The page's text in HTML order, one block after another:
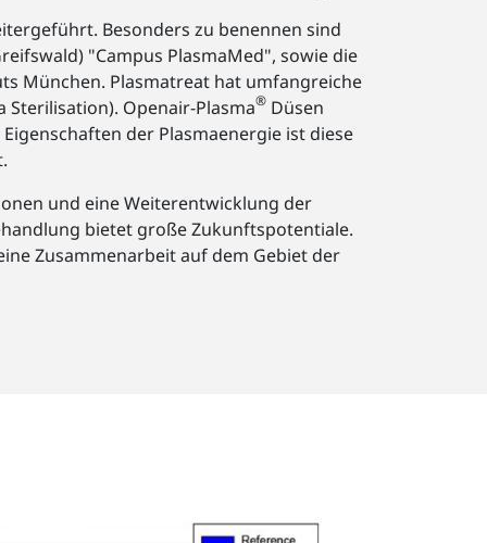
Besonders zu benennen sind
"Campus PlasmaMed", sowie die
München. Plasmatreat hat umfangreiche
Openair-Plasma® Düsen
der Plasmaenergie ist diese
und eine Weiterentwicklung der
bietet große Zukunftspotentiale.
Zusammenarbeit auf dem Gebiet der